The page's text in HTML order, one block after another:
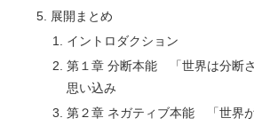
展開まとめ
イントロダクション
第１章 分断本能 「世界は分断
思い込み
第２章 ネガティブ本能 「世界